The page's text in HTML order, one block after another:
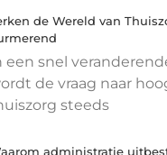
de Wereld van
een snel
de vraag naar
steeds
administratie